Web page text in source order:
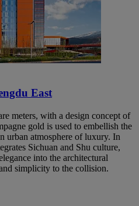
East
meters, with a design concept of
gold is used to embellish the
urban atmosphere of luxury. In
Sichuan and Shu culture,
into the architectural
simplicity to the collision.